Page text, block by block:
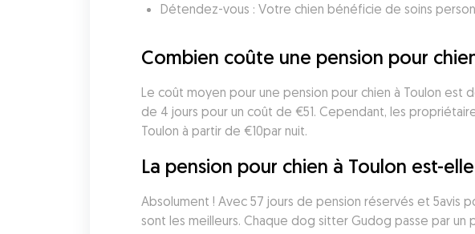
Détendez-vous : Votre chien bénéficie de soins
Combien coûte une pension pour
Le coût moyen pour une pension pour chien à Toulon est
de 4 jours pour un coût de €51. Cependant, les
Toulon à partir de €10par nuit.
La pension pour chien à Toulon est-
Absolument ! Avec 57 jours de pension réservés et
sont les meilleurs. Chaque dog sitter Gudog passe par